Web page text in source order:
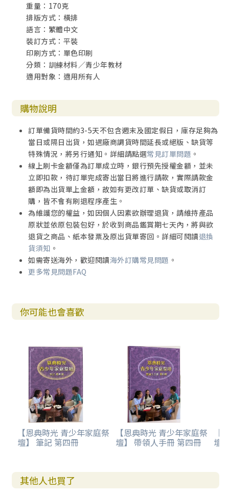
重量：170克
排版方式：橫排
語言：繁體中文
裝訂方式：平裝
印刷方式：單色印刷
分類：訓練材料／青少年教材
適用對象：適用所有人
購物說明
訂單備貨時間約3-5天不包含週末及國定假日，庫存足夠為
當日或隔日出貨，如遇廠商調貨時間延長或絕版、缺貨等
特殊情況，將另行通知。詳細請點選常見訂單問題 。
線上刷卡金額僅為訂單成立時，銀行預先授權金額，並未
立即扣款，待訂單完成寄出當日將進行請款，實際請款金
額即為出貨單上金額，故如有更改訂單、缺貨或取消訂
購，皆不會有刷退程序產生。
為維護您的權益，如因個人因素欲辦理退貨，請維持產品
原狀並依原包裝包好，於收到商品鑑賞期七天內，將與欲
退貨之商品、紙本發票及原出貨單寄回。詳細可閱讀退換
貨須知 。
如需寄送海外，歡迎閱讀海外訂購常見問題 。
更多常見問題FAQ
你可能也會喜歡
【恩典時光 青少年家庭祭
壇】 筆記 第四冊
【恩典時光 青少年家庭祭
壇】 帶領人手冊 第四冊
【
壇
其他人也買了